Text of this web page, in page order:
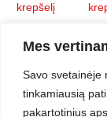
Mes
Savo svetainėje
tinkamiausią
pakartotinius
krepšelį
energijai ir
po fizinio
krūvio -
Burneika
39.00€
girl
29.00
23.20
PVM